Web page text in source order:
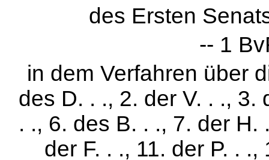
des Ersten
-- 1
in dem Verfahren über
des D. . ., 2. der V. . ., 3.
. ., 6. des B. . ., 7. der
der F. . ., 11. der P. .